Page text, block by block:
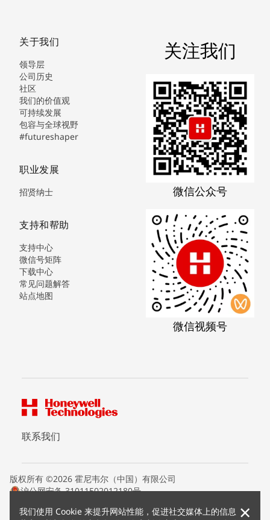
我们使用 Cookie 来提升网站性能，促进社交媒体上的信息 ×
关于我们
领导层
公司历史
社区
我们的价值观
可持续发展
包容与全球视野
#futureshaper
职业发展
招贤纳士
支持和帮助
支持中心
微信号矩阵
下载中心
常见问题解答
站点地图
关注我们
微信公众号
微信视频号
联系我们
版权所有 ©2026 霍尼韦尔（中国）有限公司
沪公网安备 31011502012180号
条款条约